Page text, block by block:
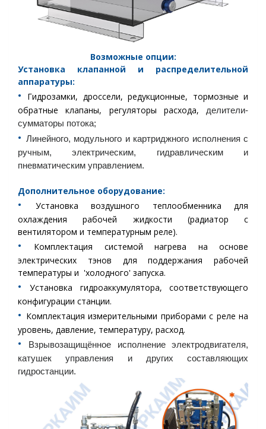
Возможные опции:
Установка клапанной и распределительной
аппаратуры:
•︎
Гидрозамки, дроссели, редукционные, тормозные и
обратные клапаны, регуляторы расхода,
делители-
сумматоры потока;
•︎ Линейного, модульного и картриджного исполнения с
ручным, электрическим, гидравлическим и
пневматическим управлением.
Дополнительное оборудование:
•︎
Установка воздушного теплообменника для
охлаждения рабочей жидкости (радиатор с
вентилятором и температурным реле).
•︎
Комплектация системой нагрева на основе
электрических тэнов для поддержания рабочей
температуры и 'холодного' запуска.
•︎
Установка гидроаккумулятора, соответствующего
конфигурации станции.
•︎ Комплектация измерительными приборами с реле на
уровень, давление, температуру, расход.
•︎
Взрывозащищённое исполнение электродвигателя,
катушек управления и других составляющих
гидростанции.